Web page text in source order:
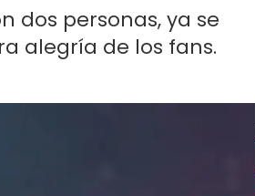
dos personas, ya se
alegría de los fans.